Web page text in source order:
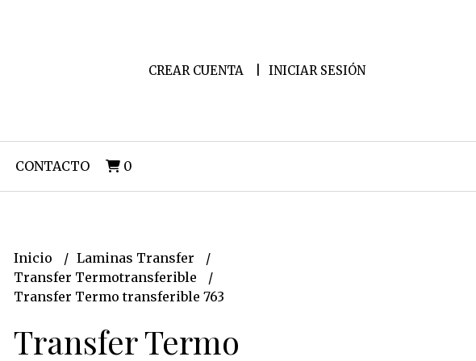
CREAR CUENTA INICIAR SESIÓN
CONTACTO 0
Inicio
Laminas Transfer
Transfer Termotransferible
Transfer Termo transferible 763
Transfer Termo